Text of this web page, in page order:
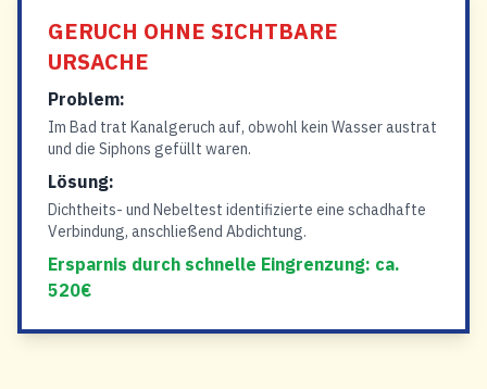
GERUCH OHNE SICHTBARE
URSACHE
Problem:
Im Bad trat Kanalgeruch auf, obwohl kein Wasser austrat
und die Siphons gefüllt waren.
Lösung:
Dichtheits- und Nebeltest identifizierte eine schadhafte
Verbindung, anschließend Abdichtung.
Ersparnis durch schnelle Eingrenzung: ca.
520€